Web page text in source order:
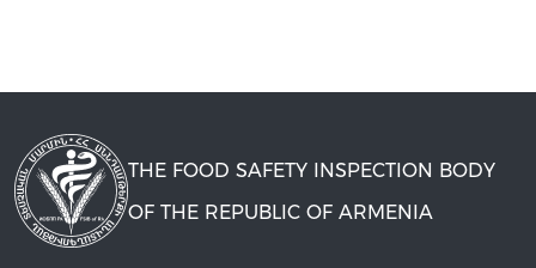
THE FOOD SAFETY INSPECTION BODY
OF THE REPUBLIC OF ARMENIA